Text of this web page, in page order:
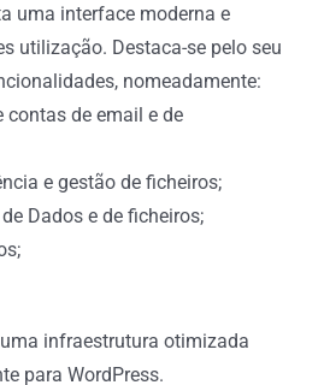
uma interface moderna e
utilização. Destaca-se pelo seu
nomeadamente:
de email e de
e gestão de ficheiros;
Dados e de ficheiros;
infraestrutura otimizada
para WordPress.